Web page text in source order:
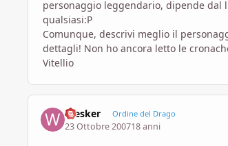
personaggio leggendario, dipende
qualsiasi:P
Comunque, descrivi meglio il
dettagli! Non ho ancora letto le
Vitellio
Wesker Ordine del Drago
23 Ottobre 200718 anni